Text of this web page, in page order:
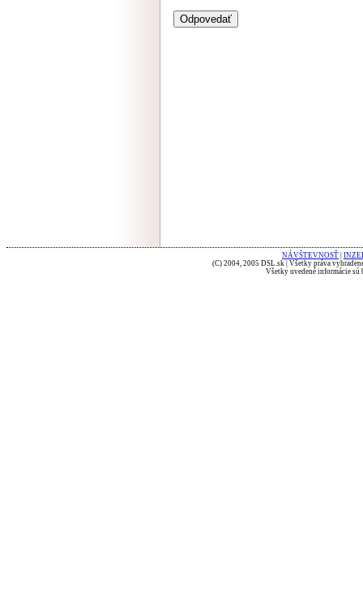
NÁVŠTEVNOSŤ
(C) 2004, 2005 DSL.sk | Všetky práva
Všetky uvedené informácie sú